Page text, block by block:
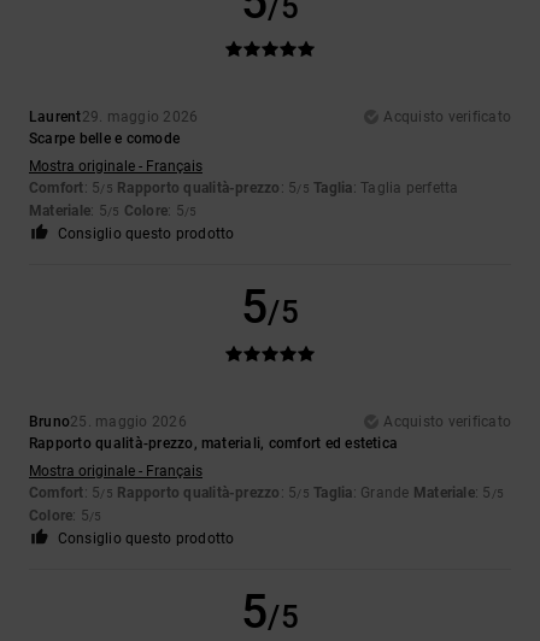
Laurent29. maggio 2026
Acquisto verificato
Scarpe belle e comode
Mostra originale - Français
Comfort: 5/5 Rapporto qualità-prezzo : 5/5 Taglia: Taglia perfetta
Materiale: 5/5 Colore: 5/5
Consiglio questo prodotto
5/5
Bruno25. maggio 2026
Acquisto verificato
Rapporto qualità-prezzo, materiali, comfort ed estetica
Mostra originale - Français
Comfort: 5/5 Rapporto qualità-prezzo : 5/5 Taglia: Grande Materiale: 5 /5
Colore: 5/5
Consiglio questo prodotto
5/5